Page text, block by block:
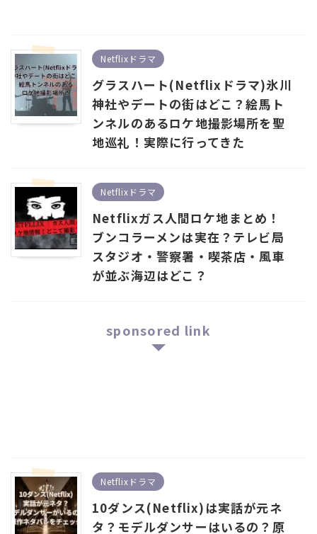
Netflixドラマ
グラスハート(Netflixドラマ)氷川
神社やデートの街はどこ？絵馬ト
ンネルのあるロケ地撮影場所を聖
地巡礼！実際に行ってきた
Netflixドラマ
Netflixガス人間ロケ地まとめ！
ブンコラーメンは実在？テレビ局
スタジオ・警察署・喫茶店・風車
が並ぶ海辺はどこ？
sponsored link
Netflixドラマ
10ダンス(Netflix)は実話が元ネ
タ？モデルダンサーはいるの？原